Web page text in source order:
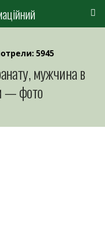
5945
мужчина в
— фото